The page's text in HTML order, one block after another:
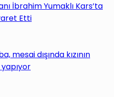
İbrahim Yumaklı Kars’ta
Etti
mesai dışında kızının